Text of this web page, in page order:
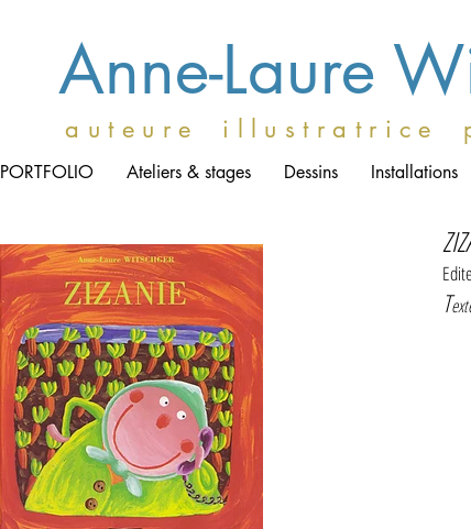
Anne-Laure
a u t e u r e i l l u s t r a t r i c e
PORTFOLIO Ateliers & stages Dessins Installations
T